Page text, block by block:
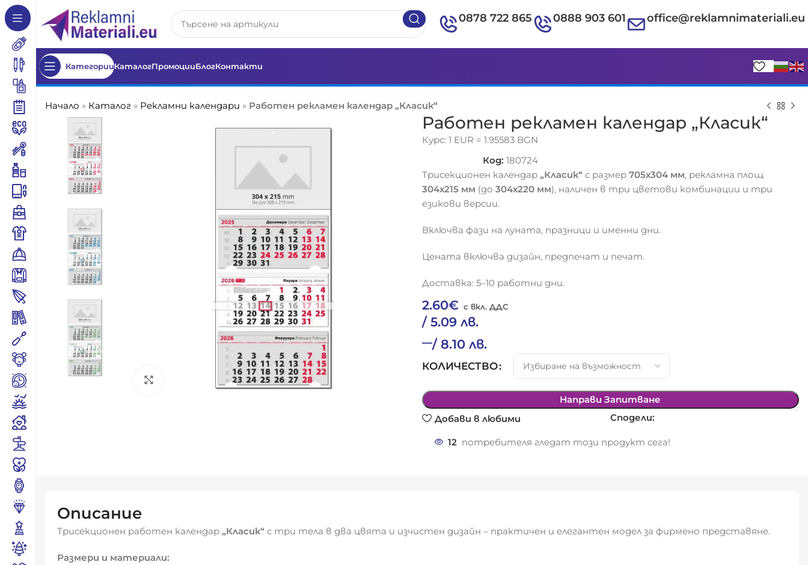
0878 722 865 0888 903 601 office@reklamnimateriali.eu
КатегорииКаталогПромоцииБлогКонтакти
Начало » Каталог » Рекламни календари » Работен рекламен календар „Класик“
Click to enlarge
Работен рекламен календар „Класик“
Курс: 1 EUR = 1.95583 BGN
Код: 180724
Трисекционен календар „Класик“ с размер 705х304 мм, рекламна площ
304х215 мм (до 304х220 мм), наличен в три цветови комбинации и три
езикови версии.
Включва фази на луната, празници и именни дни.
Цената включва дизайн, предпечат и печат.
Доставка: 5–10 работни дни.
2.60€
/ 5.09 лв.
–/ 8.10 лв.
КОЛИЧЕСТВО
Направи Запитване
Добави в любими
Сподели:
12 потребителя гледат този продукт сега!
Описание
Трисекционен работен календар „Класик“ с три тела в два цвята и изчистен дизайн – практичен и елегантен модел за фирмено представяне.
Размери и материали: